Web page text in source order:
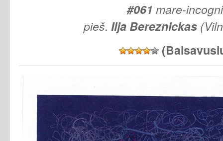
#061 mare-
pieš. Ilja Bereznickas